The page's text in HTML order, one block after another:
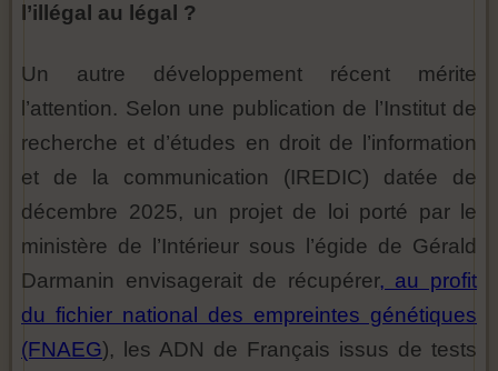
l’illégal au légal ?
Un autre développement récent mérite
l’attention. Selon une publication de l’Institut de
recherche et d’études en droit de l’information
et de la communication (IREDIC) datée de
décembre 2025, un projet de loi porté par le
ministère de l’Intérieur sous l’égide de Gérald
Darmanin envisagerait de récupérer, au profit
du fichier national des empreintes génétiques
(FNAEG), les ADN de Français issus de tests